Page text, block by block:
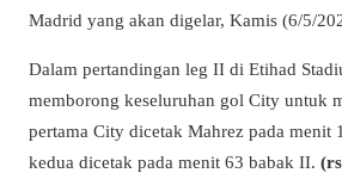
Madrid yang akan digelar, Kamis (6/5/
Dalam pertandingan leg II di Etihad
memborong keseluruhan gol City untuk
pertama City dicetak Mahrez pada menit
kedua dicetak pada menit 63 babak II.